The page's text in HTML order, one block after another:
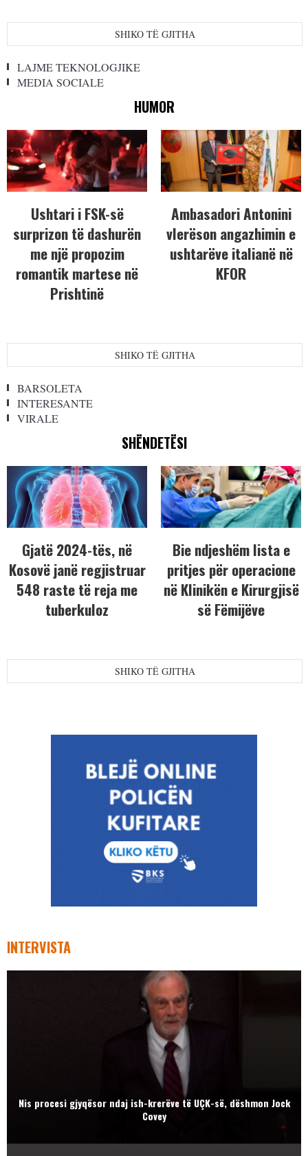
SHIKO TË GJITHA
LAJME TEKNOLOGJIKE
MEDIA SOCIALE
HUMOR
Ushtari i FSK-së
surprizon të dashurën
me një propozim
romantik martese në
Prishtinë
Ambasadori Antonini
vlerëson angazhimin e
ushtarëve italianë në
KFOR
SHIKO TË GJITHA
BARSOLETA
INTERESANTE
VIRALE
SHËNDETËSI
Gjatë 2024-tës, në
Kosovë janë regjistruar
548 raste të reja me
tuberkuloz
Bie ndjeshëm lista e
pritjes për operacione
në Klinikën e Kirurgjisë
së Fëmijëve
SHIKO TË GJITHA
INTERVISTA
Nis procesi gjyqësor ndaj ish-krerëve të UÇK-së, dëshmon Jock
Covey